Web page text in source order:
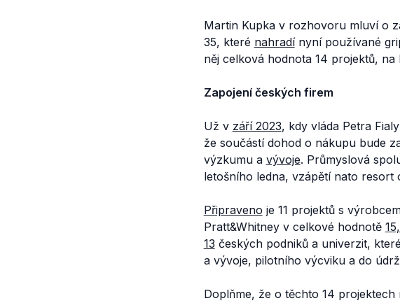
Martin Kupka v rozhovoru mluví o
35, které nahradínyní používané
něj celková hodnota 14 projektů,
Zapojení českých firem
Už v září 2023, kdy vláda Petra
že součástí dohod o nákupu bude
výzkumu a vývoje. Průmyslová
letošního ledna, vzápětí nato resort
Připraveno je 11 projektů s
Pratt&Whitney v celkové hodnotě
13 českých podniků a univerzit,
a vývoje, pilotního výcviku a do
Doplňme, že o těchto 14